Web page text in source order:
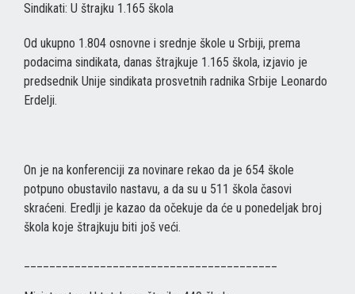
Sindikati: U štrajku 1.165 škola
Od ukupno 1.804 osnovne i srednje škole u Srbiji, prema
podacima sindikata, danas štrajkuje 1.165 škola, izjavio je
predsednik Unije sindikata prosvetnih radnika Srbije Leonardo
Erdelji.
On je na konferenciji za novinare rekao da je 654 škole
potpuno obustavilo nastavu, a da su u 511 škola časovi
skraćeni. Eredlji je kazao da očekuje da će u ponedeljak broj
škola koje štrajkuju biti još veći.